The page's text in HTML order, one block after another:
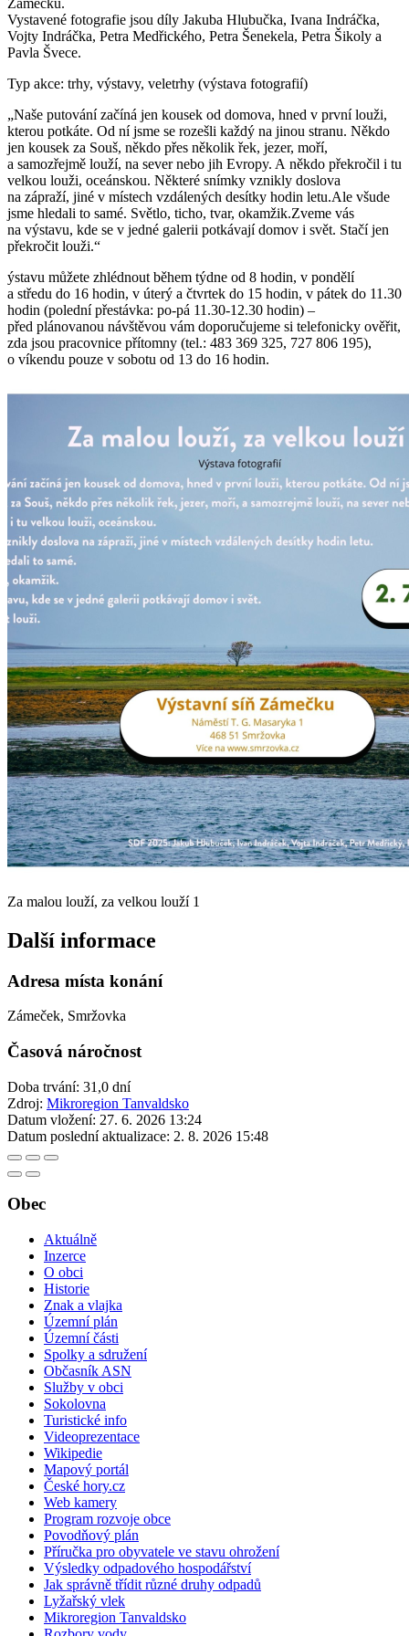
Vystavené fotografie jsou díly Jakuba Hlubučka, Ivana Indráčka,
Vojty Indráčka, Petra Medřického, Petra Šenekela, Petra Šikoly a
Pavla Švece.
Typ akce: trhy, výstavy, veletrhy (výstava fotografií)
„Naše putování začíná jen kousek od domova, hned v první louži,
kterou potkáte. Od ní jsme se rozešli každý na jinou stranu. Někdo
jen kousek za Souš, někdo přes několik řek, jezer, moří,
a samozřejmě louží, na sever nebo jih Evropy. A někdo překročil i tu
velkou louži, oceánskou. Některé snímky vznikly doslova
na zápraží, jiné v místech vzdálených desítky hodin letu.Ale všude
jsme hledali to samé. Světlo, ticho, tvar, okamžik.Zveme vás
na výstavu, kde se v jedné galerii potkávají domov i svět. Stačí jen
překročit louži.“
ýstavu můžete zhlédnout během týdne od 8 hodin, v pondělí
a středu do 16 hodin, v úterý a čtvrtek do 15 hodin, v pátek do 11.30
hodin (polední přestávka: po-pá 11.30-12.30 hodin) –
před plánovanou návštěvou vám doporučujeme si telefonicky ověřit,
zda jsou pracovnice přítomny (tel.: 483 369 325, 727 806 195),
o víkendu pouze v sobotu od 13 do 16 hodin.
Za malou louží, za velkou louží 1
Další informace
Adresa místa konání
Zámeček, Smržovka
Časová náročnost
Doba trvání: 31,0 dní
Zdroj: Mikroregion Tanvaldsko
Datum vložení: 27. 6. 2026 13:24
Datum poslední aktualizace: 2. 8. 2026 15:48
Obec
Aktuálně
Inzerce
O obci
Historie
Znak a vlajka
Územní plán
Územní části
Spolky a sdružení
Občasník ASN
Služby v obci
Sokolovna
Turistické info
Videoprezentace
Wikipedie
Mapový portál
České hory.cz
Web kamery
Program rozvoje obce
Povodňový plán
Příručka pro obyvatele ve stavu ohrožení
Výsledky odpadového hospodářství
Jak správně třídit různé druhy odpadů
Lyžařský vlek
Mikroregion Tanvaldsko